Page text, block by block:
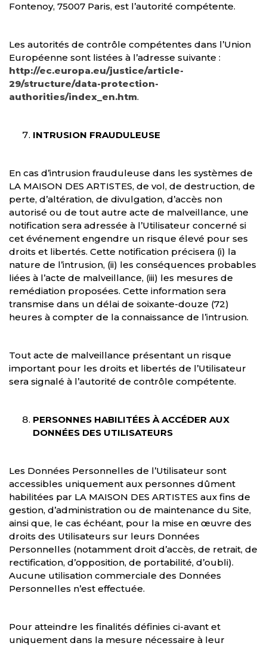
Fontenoy, 75007 Paris, est l’autorité compétente.
Les autorités de contrôle compétentes dans l’Union
Européenne sont listées à l’adresse suivante :
http://ec.europa.eu/justice/article-
29/structure/data-protection-
authorities/index_en.htm.
INTRUSION FRAUDULEUSE
En cas d’intrusion frauduleuse dans les systèmes de
LA MAISON DES ARTISTES, de vol, de destruction, de
perte, d’altération, de divulgation, d’accès non
autorisé ou de tout autre acte de malveillance, une
notification sera adressée à l’Utilisateur concerné si
cet événement engendre un risque élevé pour ses
droits et libertés. Cette notification précisera (i) la
nature de l’intrusion, (ii) les conséquences probables
liées à l’acte de malveillance, (iii) les mesures de
remédiation proposées. Cette information sera
transmise dans un délai de soixante-douze (72)
heures à compter de la connaissance de l’intrusion.
Tout acte de malveillance présentant un risque
important pour les droits et libertés de l’Utilisateur
sera signalé à l’autorité de contrôle compétente.
PERSONNES HABILITÉES À ACCÉDER AUX
DONNÉES DES UTILISATEURS
Les Données Personnelles de l’Utilisateur sont
accessibles uniquement aux personnes dûment
habilitées par LA MAISON DES ARTISTES aux fins de
gestion, d’administration ou de maintenance du Site,
ainsi que, le cas échéant, pour la mise en œuvre des
droits des Utilisateurs sur leurs Données
Personnelles (notamment droit d’accès, de retrait, de
rectification, d’opposition, de portabilité, d’oubli).
Aucune utilisation commerciale des Données
Personnelles n’est effectuée.
Pour atteindre les finalités définies ci-avant et
uniquement dans la mesure nécessaire à leur